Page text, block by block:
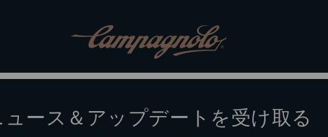
ュース＆アップデートを受け取る